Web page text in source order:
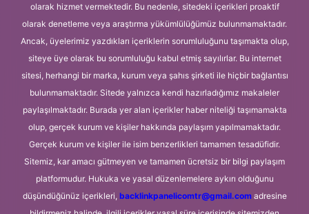
olarak hizmet vermektedir. Bu nedenle, sitedeki içerikleri proaktif
olarak denetleme veya araştırma yükümlülüğümüz bulunmamaktadır.
Ancak, üyelerimiz yazdıkları içeriklerin sorumluluğunu taşımakta olup,
siteye üye olarak bu sorumluluğu kabul etmiş sayılırlar. Bu internet
sitesi, herhangi bir marka, kurum veya şahıs şirketi ile hiçbir bağlantısı
bulunmamaktadır. Sitede yalnızca kendi hazırladığımız makaleler
paylaşılmaktadır. Burada yer alan içerikler haber niteliği taşımamakta
olup, gerçek kurum ve kişiler hakkında paylaşım yapılmamaktadır.
Gerçek kurum ve kişiler ile isim benzerlikleri tamamen tesadüfidir.
Sitemiz, kar amacı gütmeyen ve tamamen ücretsiz bir bilgi paylaşım
platformudur. Hukuka ve yasal düzenlemelere aykırı olduğunu
düşündüğünüz içerikleri, backlinkpanelicomtr@gmail.comadresine